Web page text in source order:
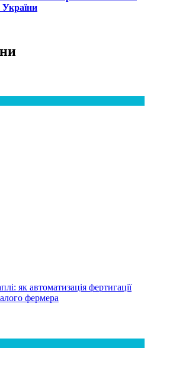
України
як автоматизація фертигації
фермера